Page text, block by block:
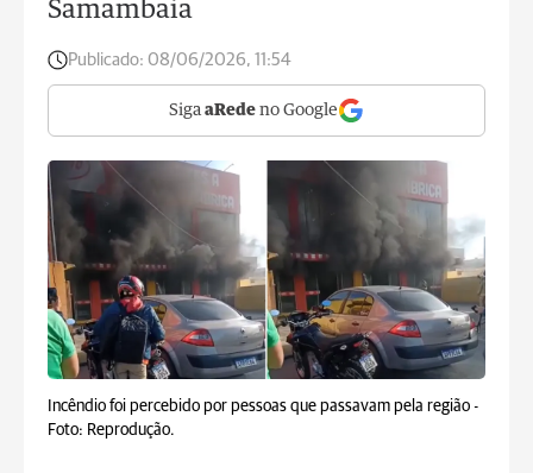
Samambaia
Publicado: 08/06/2026, 11:54
Siga aRede no Google
Incêndio foi percebido por pessoas que passavam pela região -
Foto: Reprodução.